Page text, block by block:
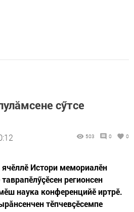
сӳтсе
503 0 0
Истори мемориалӗн
регионсен
наука конференцийӗ иртрӗ.
тӗпчевçӗсемпе